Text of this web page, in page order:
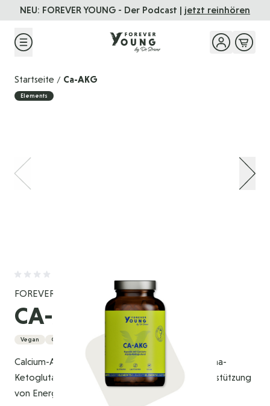
Direkt zum Inhalt
NEU: FOREVER YOUNG - Der Podcast | jetzt reinhören
Startseite / Ca-AKG
Elements
FOREVER YOUNG
CA-AKG
Vegan Glutenfrei
Calcium-Alpha-Ketoglutarat aus Calcium und Alpha-
Ketoglutarat ist eine innovative Formel zur Unterstützung
von Energie, Stoffwechsel und Zellalterung.